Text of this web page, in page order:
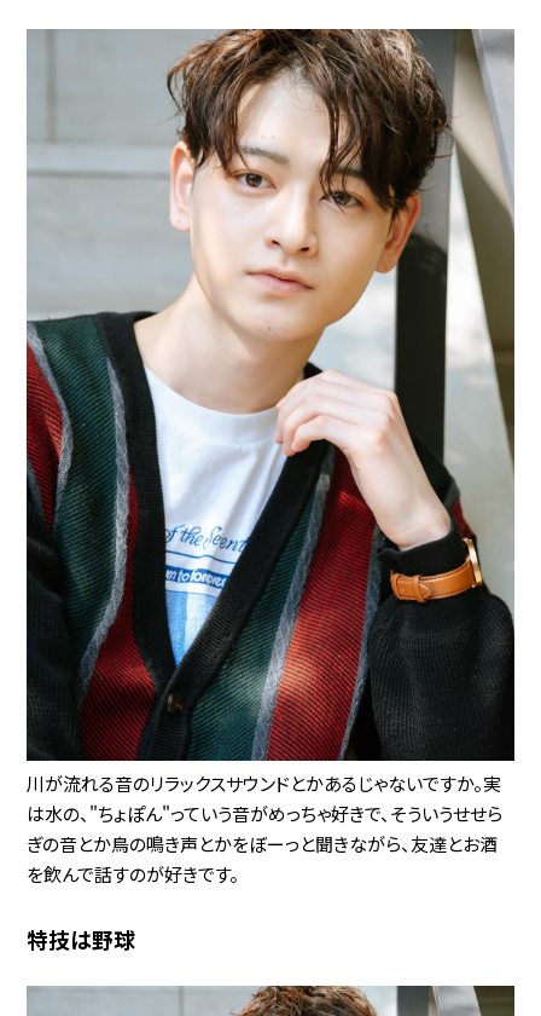
川が流れる音のリラックスサウンドとかあるじゃないですか。実
は水の、"ちょぽん"っていう音がめっちゃ好きで、そういうせせら
ぎの音とか鳥の鳴き声とかをぼーっと聞きながら、友達とお酒
を飲んで話すのが好きです。
特技は野球